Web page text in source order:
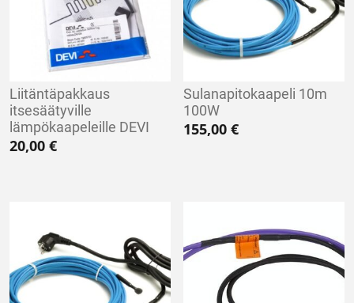
Liitäntäpakkaus
itsesäätyville
lämpökaapeleille DEVI
20,00 €
Sulanapitokaapeli 10m
100W
155,00€